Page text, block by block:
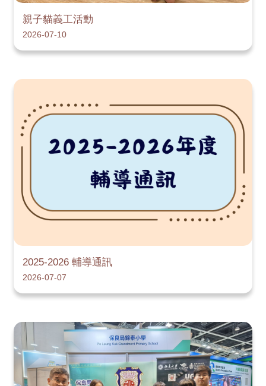
親子貓義工活動
2026-07-10
2025-2026 輔導通訊
2026-07-07